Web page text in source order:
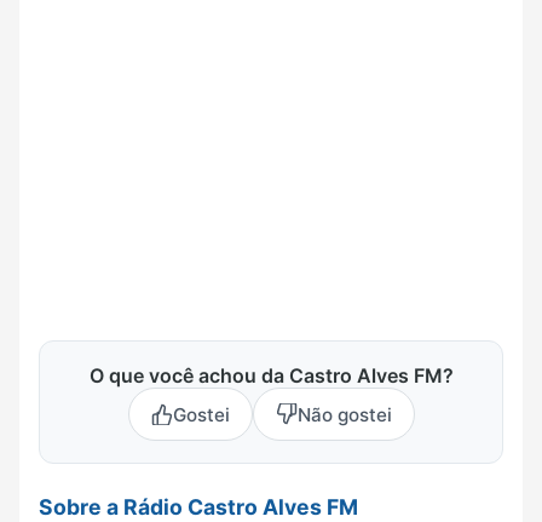
O que você achou da Castro Alves FM?
Gostei Não gostei
Sobre a Rádio Castro Alves FM